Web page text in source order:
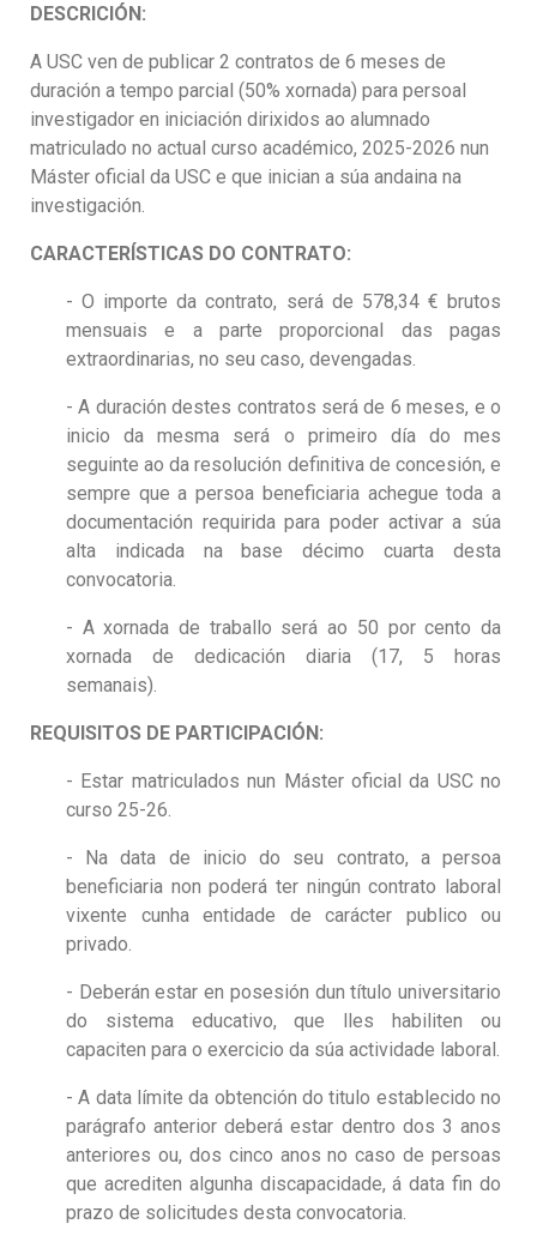
DESCRICIÓN:
A USC ven de publicar 2 contratos de 6 meses de
duración a tempo parcial (50% xornada) para persoal
investigador en iniciación dirixidos ao alumnado
matriculado no actual curso académico, 2025-2026 nun
Máster oficial da USC e que inician a súa andaina na
investigación.
CARACTERÍSTICAS DO CONTRATO:
- O importe da contrato, será de 578,34 € brutos
mensuais e a parte proporcional das pagas
extraordinarias, no seu caso, devengadas.
- A duración destes contratos será de 6 meses, e o
inicio da mesma será o primeiro día do mes
seguinte ao da resolución definitiva de concesión, e
sempre que a persoa beneficiaria achegue toda a
documentación requirida para poder activar a súa
alta indicada na base décimo cuarta desta
convocatoria.
- A xornada de traballo será ao 50 por cento da
xornada de dedicación diaria (17, 5 horas
semanais).
REQUISITOS DE PARTICIPACIÓN:
- Estar matriculados nun Máster oficial da USC no
curso 25-26.
- Na data de inicio do seu contrato, a persoa
beneficiaria non poderá ter ningún contrato laboral
vixente cunha entidade de carácter publico ou
privado.
- Deberán estar en posesión dun título universitario
do sistema educativo, que lles habiliten ou
capaciten para o exercicio da súa actividade laboral.
- A data límite da obtención do titulo establecido no
parágrafo anterior deberá estar dentro dos 3 anos
anteriores ou, dos cinco anos no caso de persoas
que acrediten algunha discapacidade, á data fin do
prazo de solicitudes desta convocatoria.